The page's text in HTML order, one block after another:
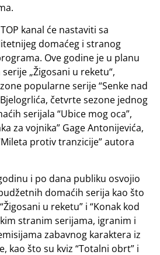
kanal će nastaviti sa
domaćeg i stranog
Ove godine je u planu
„Žigosani u reketu“,
popularne serije “Senke nad
četvrte sezone jednog
serijala “Ubice mog oca”,
za vojnika” Gage Antonijevića,
protiv tranzicije” autora
i po dana publiku osvojio
domaćih serija kao što
u reketu” i “Konak kod
stranim serijama, igranim i
zabavnog karaktera iz
kao što su kviz “Totalni obrt” i